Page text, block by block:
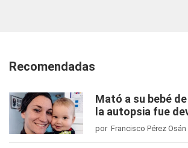
Recomendadas
Mató a su bebé
la autopsia fue
por Francisco Pérez Osán